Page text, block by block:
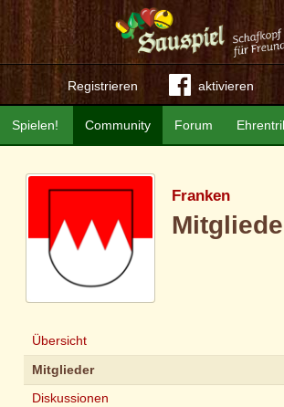
Registrieren aktivieren
Community Forum
Spielen!
Franken
Übersicht
Mitglieder
Diskussionen